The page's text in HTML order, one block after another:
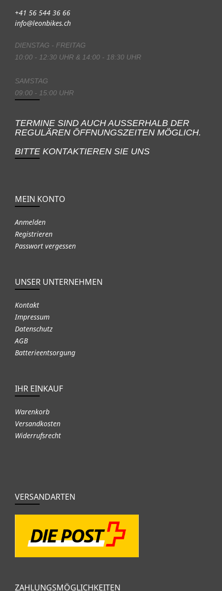
+41 56 544 36 66
info@leonbikes.ch
DIENSTAG - FREITAG
10:00 - 12:30 UHR & 14:00 - 18:30 UHR
SAMSTAG
09:00 - 15:00 UHR
TERMINE SIND AUCH AUSSERHALB DER
REGULÄREN ÖFFNUNGSZEITEN MÖGLICH.
BITTE KONTAKTIEREN SIE UNS
MEIN KONTO
Anmelden
Registrieren
Passwort vergessen
UNSER UNTERNEHMEN
Kontakt
Impressum
Datenschutz
AGB
Batterieentsorgung
IHR EINKAUF
Warenkorb
Versandkosten
Widerrufsrecht
VERSANDARTEN
ZAHLUNGSMÖGLICHKEITEN